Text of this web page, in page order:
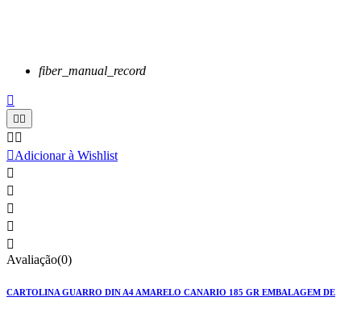
fiber_manual_record

 
 
Adicionar à Wishlist





Avaliação(0)
CARTOLINA GUARRO DIN A4 AMARELO CANARIO 185 GR EMBALAGEM DE